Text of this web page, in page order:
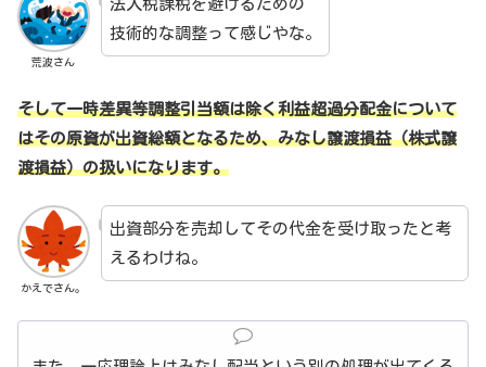
荒波さん
法人税課税を避けるための
技術的な調整って感じやな。
そして一時差異等調整引当額は除く利益超過分配金について
はその原資が出資総額となるため、みなし譲渡損益（株式譲
渡損益）の扱いになります。
かえでさん。
出資部分を売却してその代金を受け取ったと考
えるわけね。